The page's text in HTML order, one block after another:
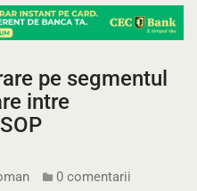
pe segmentul
intre
0 comentarii